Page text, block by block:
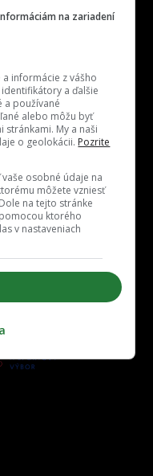
Cenník
Odzadu.sk
Receptik.sk
na zariadení
informácie z vášho
a ďalšie
a používané
alebo môžu byť
stránkami. My a naši
o geolokácii. Pozrite
osobné údaje na
môžete vzniesť
na tejto stránke
ktorého
v nastaveniach